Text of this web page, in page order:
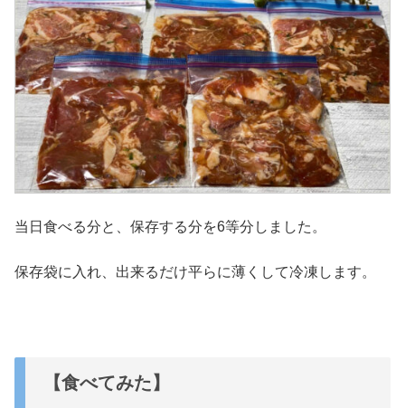
当日食べる分と、保存する分を6等分しました。
保存袋に入れ、出来るだけ平らに薄くして冷凍します。
【食べてみた】